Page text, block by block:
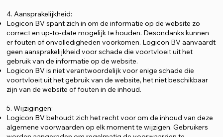
4. Aansprakelijkheid:
Logicon BV spant zich in om de informatie op de website zo
correct en up-to-date mogelijk te houden. Desondanks kunnen
er fouten of onvolledigheden voorkomen. Logicon BV aanvaardt
geen aansprakelijkheid voor schade die voortvloeit uit het
gebruik van de informatie op de website.
Logicon BV is niet verantwoordelijk voor enige schade die
voortvloeit uit het gebruik van de website, het niet beschikbaar
zijn van de website of fouten in de inhoud.
5. Wijzigingen:
Logicon BV behoudt zich het recht voor om de inhoud van deze
algemene voorwaarden op elk moment te wijzigen. Gebruikers